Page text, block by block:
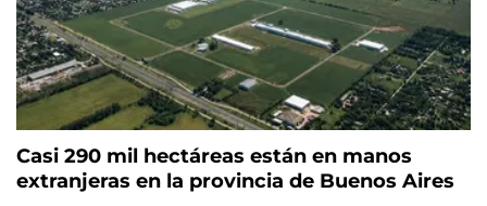
Casi 290 mil hectáreas están en manos
extranjeras en la provincia de Buenos Aires